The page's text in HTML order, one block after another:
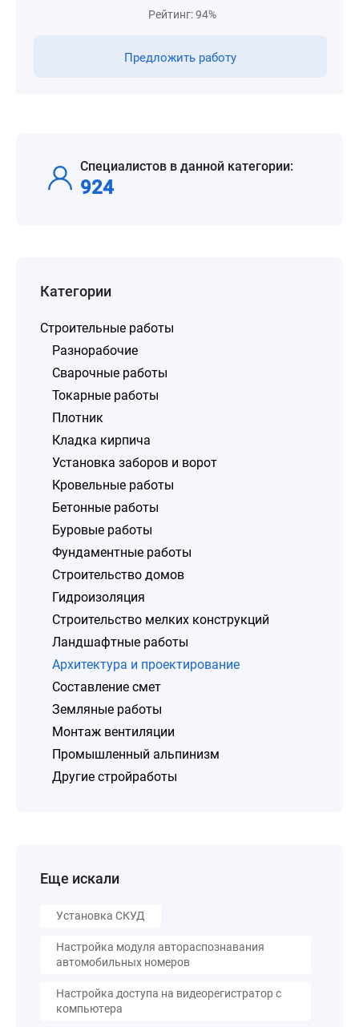
Рейтинг: 94%
Предложить работу
Специалистов в данной категории:
924
Категории
Строительные работы
Разнорабочие
Сварочные работы
Токарные работы
Плотник
Кладка кирпича
Установка заборов и ворот
Кровельные работы
Бетонные работы
Буровые работы
Фундаментные работы
Строительство домов
Гидроизоляция
Строительство мелких конструкций
Ландшафтные работы
Архитектура и проектирование
Составление смет
Земляные работы
Монтаж вентиляции
Промышленный альпинизм
Другие стройработы
Еще искали
Установка СКУД
Настройка модуля автораспознавания
автомобильных номеров
Настройка доступа на видеорегистратор с
компьютера